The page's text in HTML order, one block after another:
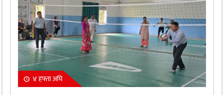
४ हफ्ता अघि